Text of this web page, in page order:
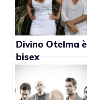
Divino Otelma è
bisex